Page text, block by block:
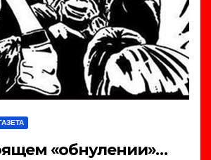
«обнулении»…